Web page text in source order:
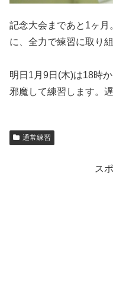
記念大会まであと1ヶ月
に、全力で練習に取り
明日1月9日(木)は18時
邪魔して練習します。
通常練習
ス